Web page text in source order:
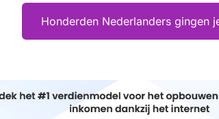
Honderden Nederlanders gingen